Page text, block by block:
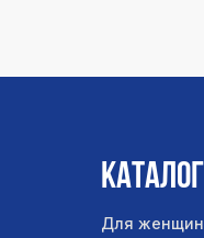
Каталог
Для женщин